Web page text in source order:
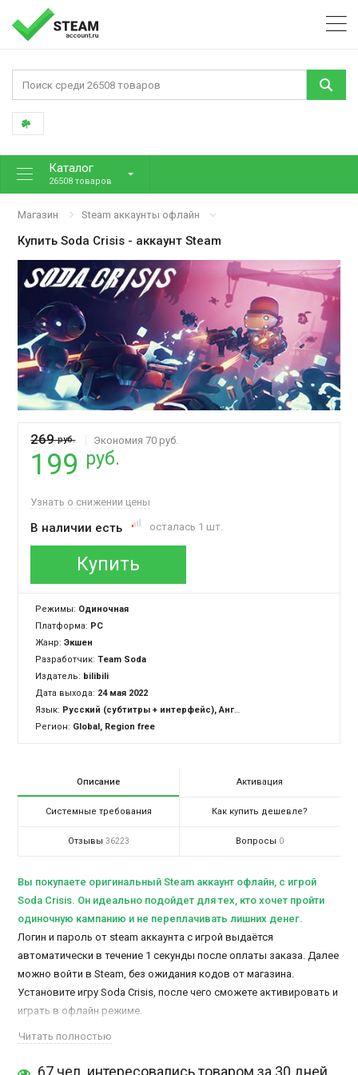
Каталог
26508 товаров
Магазин Steam аккаунты офлайн
КупитьSoda Crisis - аккаунт Steam
269руб. Экономия 70 руб.
199 руб.
Узнать о снижении цены
В наличии есть осталась 1 шт.
Купить
Режимы: Одиночная
Платформа: PC
Жанр:Экшен
Разработчик:Team Soda
Издатель: bilibili
Дата выхода: 24 мая 2022
Язык: Русский (субтитры + интерфейс), Английский (субтитры + интерфейс)
Регион: Global, Region free
Описание Активация
Системные требования Как купить дешевле?
Отзывы 36223 Вопросы 0
Вы покупаете оригинальный Steam аккаунт офлайн, c игрой
Soda Crisis. Он идеально подойдет для тех, кто хочет пройти
одиночную кампанию и не переплачивать лишних денег.
Логин и пароль от steam аккаунта с игрой выдаётся
автоматически в течение 1 секунды после оплаты заказа. Далее
можно войти в Steam, без ожидания кодов от магазина.
Установите игру Soda Crisis, после чего сможете активировать и
играть в офлайн режиме.
ограничено.
Все заказы на Steam-Account.ru — безопасны. Деньги
Читать полностью
67 чел. интересовались товаром за 30 дней